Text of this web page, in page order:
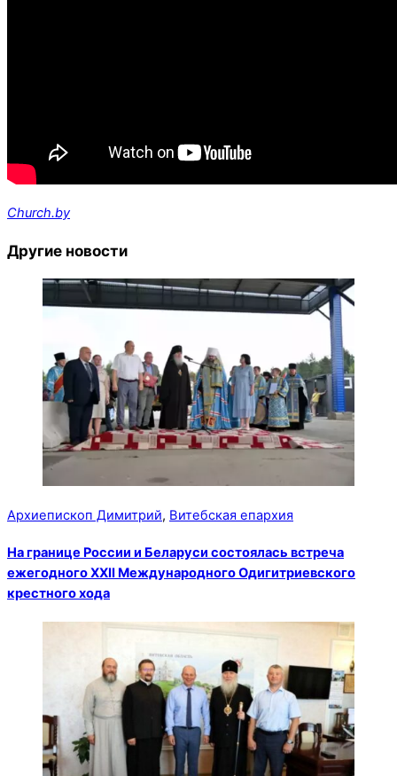
Church.by
Другие новости
Архиепископ Димитрий, Витебская епархия
На границе России и Беларуси состоялась встреча
ежегодного XXII Международного Одигитриевского
крестного хода